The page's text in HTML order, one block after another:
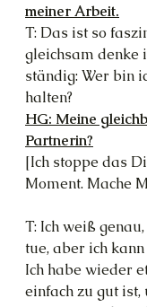
meiner Arbeit.
T: Das ist so
gleichsam denke
ständig: Wer bin
halten?
HG: Meine
Partnerin?
[Ich stoppe das
Moment. Mache
T: Ich weiß
tue, aber ich
Ich habe wieder
einfach zu gut